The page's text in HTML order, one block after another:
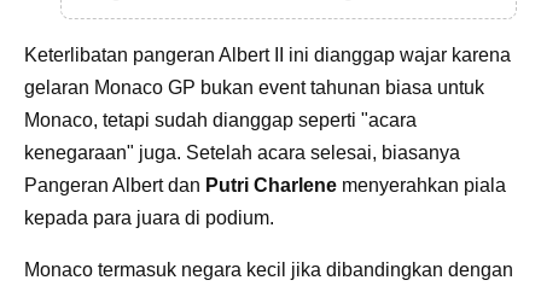
Keterlibatan pangeran Albert II ini dianggap wajar karena
gelaran Monaco GP bukan event tahunan biasa untuk
Monaco, tetapi sudah dianggap seperti "acara
kenegaraan" juga. Setelah acara selesai, biasanya
Pangeran Albert dan Putri Charlene menyerahkan piala
kepada para juara di podium.
Monaco termasuk negara kecil jika dibandingkan dengan